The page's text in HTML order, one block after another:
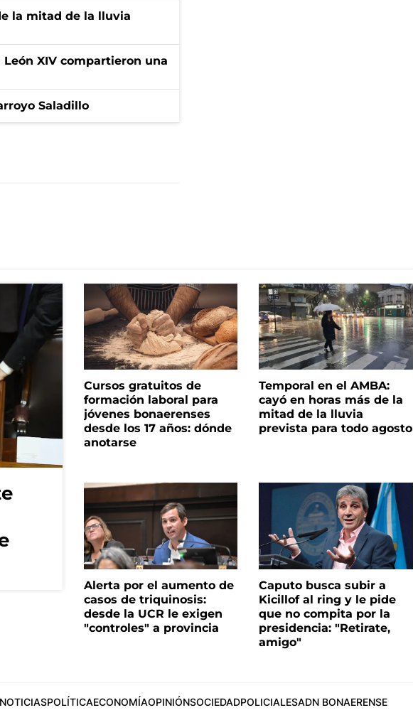
la mitad de la lluvia
XIV compartieron una
Saladillo
Cursos gratuitos de
formación laboral para
jóvenes bonaerenses
desde los 17 años: dónde
anotarse
Temporal en el AMBA:
cayó en horas más de la
mitad de la lluvia
prevista para todo agosto
Alerta por el aumento de
casos de triquinosis:
desde la UCR le exigen
"controles" a provincia
Caputo busca subir a
Kicillof al ring y le pide
que no compita por la
presidencia: "Retirate,
amigo"
POLÍTICAECONOMÍAOPINIÓNSOCIEDADPOLICIALESADN BONAERENSE